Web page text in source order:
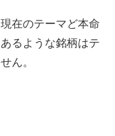
在のテーマど本命
るような銘柄はテ
ん。